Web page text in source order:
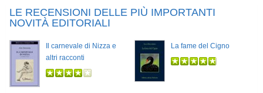
LE RECENSIONI DELLE PIÙ IMPORTANTI
NOVITÀ EDITORIALI
Il carnevale di Nizza e
altri racconti
La fame del Cigno